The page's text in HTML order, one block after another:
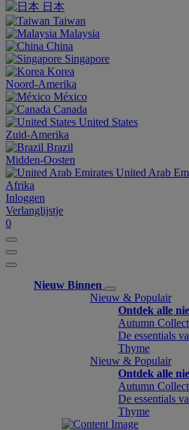
日本
Taiwan
Malaysia
China
Singapore
Korea
Noord-Amerika
México
Canada
United States
Zuid-Amerika
Brazil
Midden-Oosten
United Arab
Afrika
Inloggen
Verlanglijstje
0
Nieuw Binnen
Nieuw & Populair
Ontdek alle
Autumn
De essentials
Thyme
Nieuw & Populair
Ontdek alle
Autumn
De essentials
Thyme